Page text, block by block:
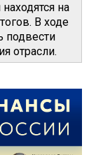
на
В ходе
подвести
отрасли.